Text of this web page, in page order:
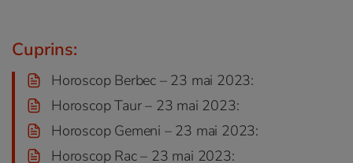
Cuprins:
Horoscop Berbec – 23 mai 2023:
Horoscop Taur – 23 mai 2023:
Horoscop Gemeni – 23 mai 2023:
Horoscop Rac – 23 mai 2023: